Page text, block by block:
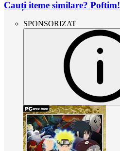
Cauți iteme similare? Poftim!
SPONSORIZAT